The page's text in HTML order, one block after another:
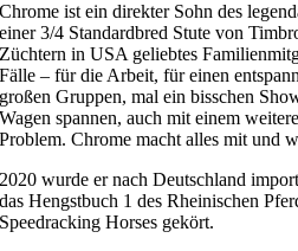
Chrome ist ein direkter Sohn des
einer 3/4 Standardbred Stute von
Züchtern in USA geliebtes
Fälle – für die Arbeit, für einen
großen Gruppen, mal ein bisschen
Wagen spannen, auch mit einem
Problem. Chrome macht alles mit und
2020 wurde er nach Deutschland
das Hengstbuch 1 des Rheinischen
Speedracking Horses gekört.